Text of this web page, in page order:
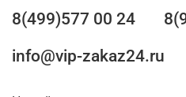
8(499)577 00 24
info@vip-zakaz24.ru